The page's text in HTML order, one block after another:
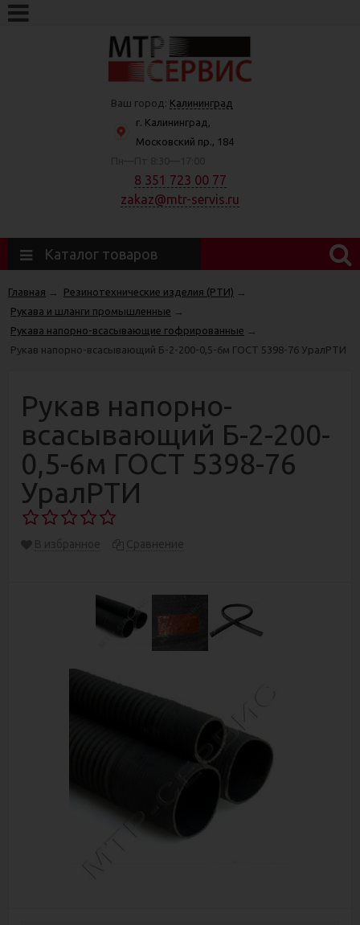
Ваш город: Калининград
г. Калининград,
Московский пр., 184
8 351 723 00 77
zakaz@mtr-servis.ru
Каталог товаров
Главная Резинотехнические изделия (РТИ)
Рукава и шланги промышленные
Рукава напорно-всасывающие гофрированные
Рукав напорно-всасывающий Б-2-200-0,5-6м ГОСТ 5398-76 УралРТИ
Рукав напорно-
всасывающий Б-2-200-
0,5-6м ГОСТ 5398-76
УралРТИ